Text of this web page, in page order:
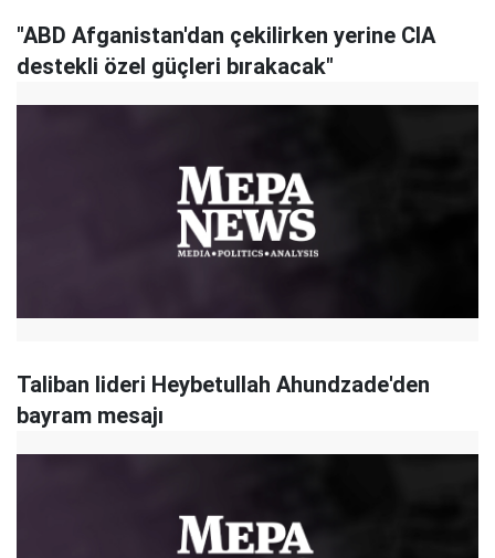
"ABD Afganistan'dan çekilirken yerine CIA
destekli özel güçleri bırakacak"
Taliban lideri Heybetullah Ahundzade'den
bayram mesajı